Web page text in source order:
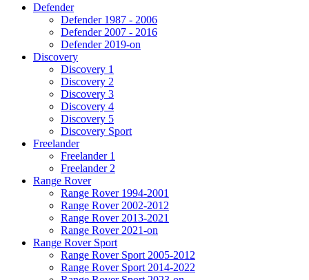
Defender
Defender 1987 - 2006
Defender 2007 - 2016
Defender 2019-on
Discovery
Discovery 1
Discovery 2
Discovery 3
Discovery 4
Discovery 5
Discovery Sport
Freelander
Freelander 1
Freelander 2
Range Rover
Range Rover 1994-2001
Range Rover 2002-2012
Range Rover 2013-2021
Range Rover 2021-on
Range Rover Sport
Range Rover Sport 2005-2012
Range Rover Sport 2014-2022